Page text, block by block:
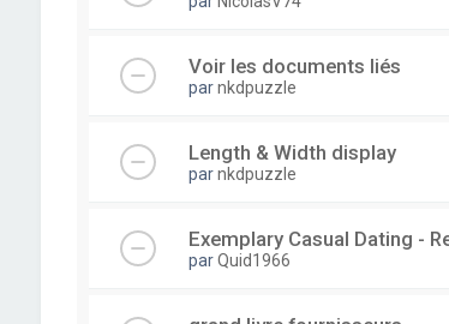
Voir les documents liés
parnkdpuzzle
Length & Width display
parnkdpuzzle
Exemplary Сasual Dating -
parQuid1966